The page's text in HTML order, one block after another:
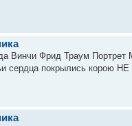
Винчи Фрид Траум Портрет
сердца покрылись корою